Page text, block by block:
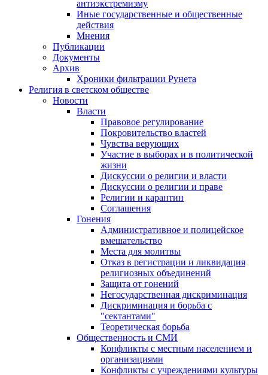
антиэкстремизму
Иные государственные и общественные
действия
Мнения
Публикации
Документы
Архив
Хроники фильтрации Рунета
Религия в светском обществе
Новости
Власти
Правовое регулирование
Покровительство властей
Чувства верующих
Участие в выборах и в политической
жизни
Дискуссии о религии и власти
Дискуссии о религии и праве
Религии и карантин
Соглашения
Гонения
Административное и полицейское
вмешательство
Места для молитвы
Отказ в регистрации и ликвидация
религиозных объединений
Защита от гонений
Негосударственная дискриминация
Дискриминация и борьба с
"сектантами"
Теоретическая борьба
Общественность и СМИ
Конфликты с местным населением и
организациями
Конфликты с учреждениями культуры